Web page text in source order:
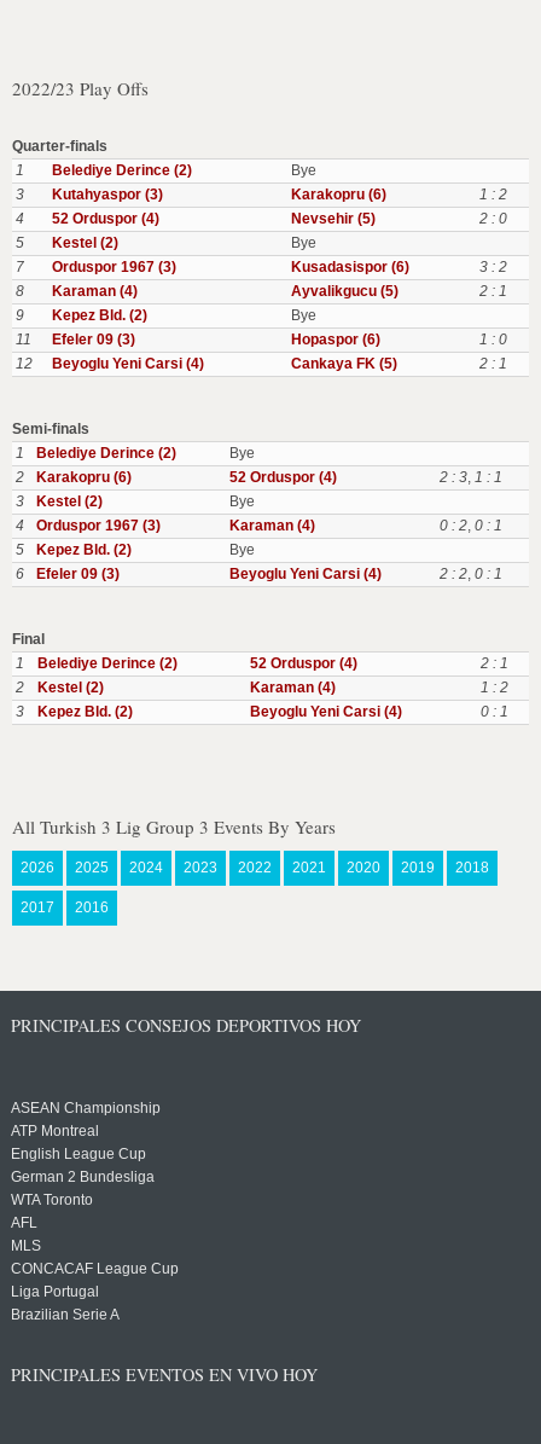
2022/23 Play Offs
Quarter-finals
1
Belediye Derince (2)
Bye
3
Kutahyaspor (3) Karakopru (6)
1 : 2
4
52 Orduspor (4) Nevsehir (5)
2 : 0
5
Kestel (2)
Bye
7
Orduspor 1967 (3) Kusadasispor (6)
3 : 2
8
Karaman (4) Ayvalikgucu (5)
2 : 1
9
Kepez Bld. (2)
Bye
11
Efeler 09 (3) Hopaspor (6)
1 : 0
12
Beyoglu Yeni Carsi (4) Cankaya FK (5) 2 : 1
Semi-finals
1
Belediye Derince (2)
Bye
2
Karakopru (6) 52 Orduspor (4) 2 : 3, 1 : 1
3
Kestel (2)
Bye
4
Orduspor 1967 (3) Karaman (4) 0 : 2, 0 : 1
5
Kepez Bld. (2)
Bye
6
Efeler 09 (3) Beyoglu Yeni Carsi (4) 2 : 2, 0 : 1
Final
1
Belediye Derince (2) 52 Orduspor (4)
2 : 1
2
Kestel (2) Karaman (4)
1 : 2
3
Kepez Bld. (2) Beyoglu Yeni Carsi (4) 0 : 1
All Turkish 3 Lig Group 3 Events By Years
2026 2025 2024 2023 2022 2021 2020 2019 2018
2017 2016
PRINCIPALES CONSEJOS DEPORTIVOS HOY
ASEAN Championship
ATP Montreal
English League Cup
German 2 Bundesliga
WTA Toronto
AFL
MLS
CONCACAF League Cup
Liga Portugal
Brazilian Serie A
PRINCIPALES EVENTOS EN VIVO HOY